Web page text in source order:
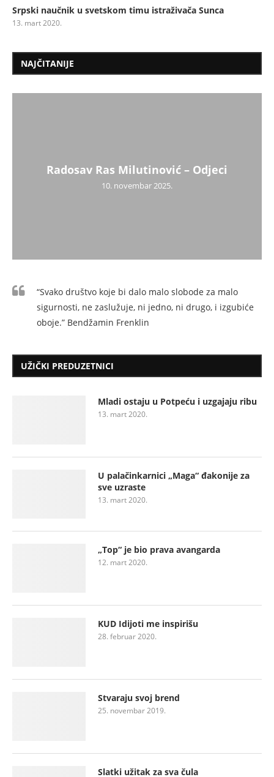
Srpski naučnik u svetskom timu istraživača Sunca
13. mart 2020.
NAJČITANIJE
Radosav Ras Milutinović – Odjeci
10. novembar 2025.
“Svako društvo koje bi dalo malo slobode za malo
sigurnosti, ne zaslužuje, ni jedno, ni drugo, i izgubiće
oboje.” Bendžamin Frenklin
UŽIČKI PREDUZETNICI
Mladi ostaju u Potpeću i uzgajaju ribu
13. mart 2020.
U palačinkarnici „Maga“ đakonije za
sve uzraste
13. mart 2020.
„Top“ je bio prava avangarda
12. mart 2020.
KUD Idijoti me inspirišu
28. februar 2020.
Stvaraju svoj brend
25. novembar 2019.
Slatki užitak za sva čula